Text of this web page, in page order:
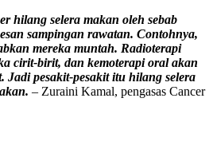
hilang selera makan oleh sebab
sampingan rawatan. Contohnya,
mereka muntah. Radioterapi
cirit-birit, dan kemoterapi oral akan
Jadi pesakit-pesakit itu hilang selera
– Zuraini Kamal, pengasas Cancer